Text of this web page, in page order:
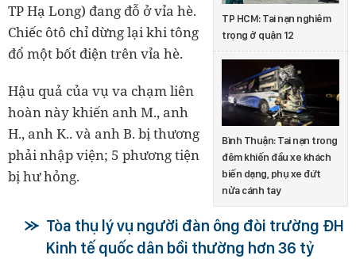
TP HCM: Tai nạn nghiêm
trọng ở quận 12
Bình Thuận: Tai nạn trong
đêm khiến đầu xe khách
biến dạng, phụ xe đứt
nửa cánh tay
TP Hạ Long) đang đỗ ở vỉa hè.
Chiếc ôtô chỉ dừng lại khi tông
đổ một bốt điện trên vỉa hè.
Hậu quả của vụ va chạm liên
hoàn này khiến anh M., anh
H., anh K.. và anh B. bị thương
phải nhập viện; 5 phương tiện
bị hư hỏng.
Tòa thụ lý vụ người đàn ông đòi trường ĐH
Kinh tế quốc dân bồi thường hơn 36 tỷ